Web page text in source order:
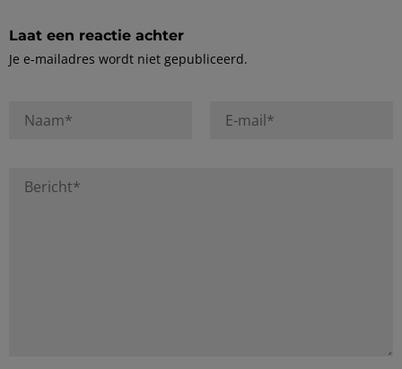
Laat een reactie achter
Je e-mailadres wordt niet gepubliceerd.